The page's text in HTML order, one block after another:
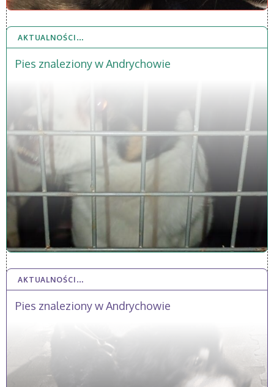
AKTUALNOŚCI…
Pies znaleziony w Andrychowie
20 STY 2026
AKTUALNOŚCI…
Pies znaleziony w Andrychowie
15 STY 2026